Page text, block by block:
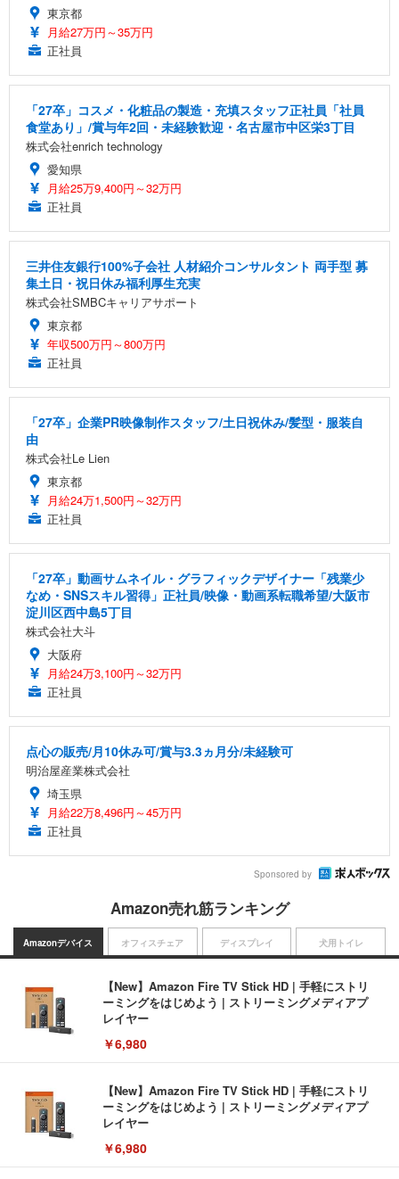
東京都
月給27万円～35万円
正社員
「27卒」コスメ・化粧品の製造・充填スタッフ正社員「社員
食堂あり」/賞与年2回・未経験歓迎・名古屋市中区栄3丁目
株式会社enrich technology
愛知県
月給25万9,400円～32万円
正社員
三井住友銀行100%子会社 人材紹介コンサルタント 両手型 募
集土日・祝日休み福利厚生充実
株式会社SMBCキャリアサポート
東京都
年収500万円～800万円
正社員
「27卒」企業PR映像制作スタッフ/土日祝休み/髪型・服装自
由
株式会社Le Lien
東京都
月給24万1,500円～32万円
正社員
「27卒」動画サムネイル・グラフィックデザイナー「残業少
なめ・SNSスキル習得」正社員/映像・動画系転職希望/大阪市
淀川区西中島5丁目
株式会社大斗
大阪府
月給24万3,100円～32万円
正社員
点心の販売/月10休み可/賞与3.3ヵ月分/未経験可
明治屋産業株式会社
埼玉県
月給22万8,496円～45万円
正社員
Sponsored by
Amazon売れ筋ランキング
Amazonデバイス
【New】Amazon Fire TV Stick HD | 手軽にストリ
ーミングをはじめよう | ストリーミングメディアプ
レイヤー
￥6,980
【New】Amazon Fire TV Stick HD | 手軽にストリ
ーミングをはじめよう | ストリーミングメディアプ
レイヤー
￥6,980
オフィスチェア ディスプレイ 犬用トイレ